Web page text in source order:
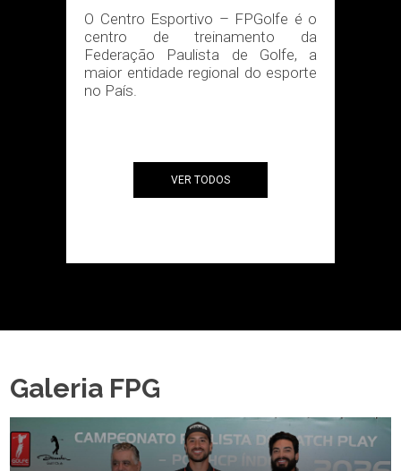
O Centro Esportivo – FPGolfe é o
centro de treinamento da
Federação Paulista de Golfe, a
maior entidade regional do esporte
no País.
VER TODOS
Galeria FPG